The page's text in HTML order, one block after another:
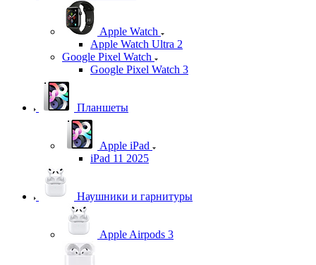
Apple Watch
Apple Watch Ultra 2
Google Pixel Watch
Google Pixel Watch 3
Планшеты
Apple iPad
iPad 11 2025
Наушники и гарнитуры
Apple Airpods 3